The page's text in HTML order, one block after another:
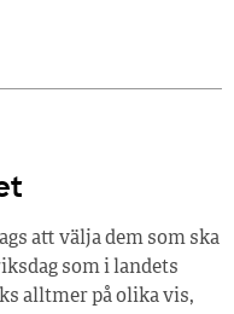
att välja dem som ska
som i landets
alltmer på olika vis,